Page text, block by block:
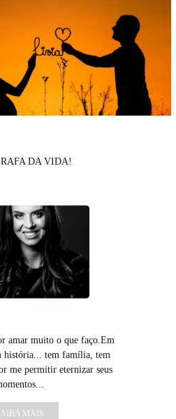
DA VIDA!
amar muito o que faço.Em
história... tem família, tem
me permitir eternizar seus
MAIS